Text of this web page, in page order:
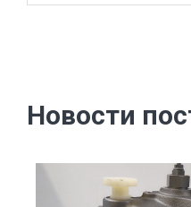
Новости